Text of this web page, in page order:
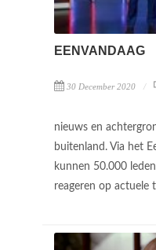
EENVANDAAG
30 December 2020
nieuws en
buitenland. Via het
kunnen 50.000
reageren op actuele